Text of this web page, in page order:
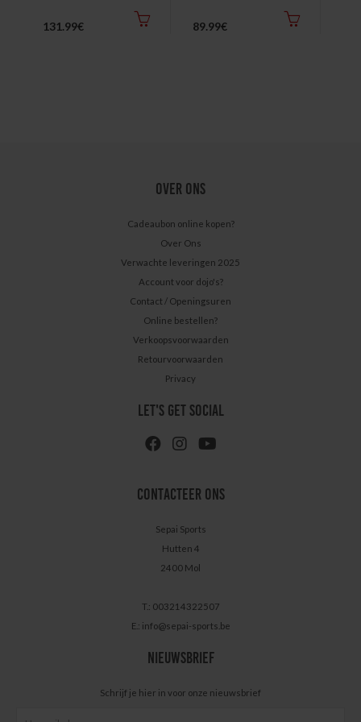
131.99€ 89.99€
OVER ONS
Cadeaubon online kopen?
Over Ons
Verwachte leveringen 2025
Account voor dojo's?
Contact / Openingsuren
Online bestellen?
Verkoopsvoorwaarden
Retourvoorwaarden
Privacy
LET'S GET SOCIAL
CONTACTEER ONS
Sepai Sports
Hutten 4
2400 Mol
T.: 003214322507
E.: info@sepai-sports.be
NIEUWSBRIEF
Schrijf je hier in voor onze nieuwsbrief